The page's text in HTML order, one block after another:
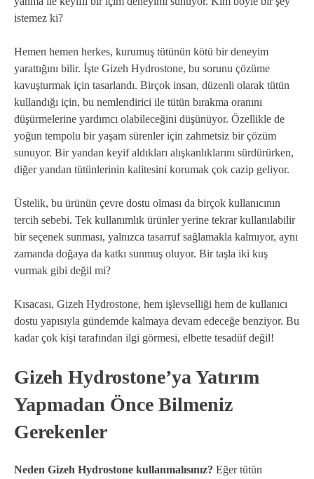
istemez ki?
Hemen hemen herkes, kurumuş tütünün kötü bir deneyim
yarattığını bilir. İşte Gizeh Hydrostone, bu sorunu çözüme
kavuşturmak için tasarlandı. Birçok insan, düzenli olarak tütün
kullandığı için, bu nemlendirici ile tütün bırakma oranını
düşürmelerine yardımcı olabileceğini düşünüyor. Özellikle de
yoğun tempolu bir yaşam sürenler için zahmetsiz bir çözüm
sunuyor. Bir yandan keyif aldıkları alışkanlıklarını sürdürürken,
diğer yandan tütünlerinin kalitesini korumak çok cazip geliyor.
Üstelik, bu ürünün çevre dostu olması da birçok kullanıcının
tercih sebebi. Tek kullanımlık ürünler yerine tekrar kullanılabilir
bir seçenek sunması, yalnızca tasarruf sağlamakla kalmıyor, aynı
zamanda doğaya da katkı sunmuş oluyor. Bir taşla iki kuş
vurmak gibi değil mi?
Kısacası, Gizeh Hydrostone, hem işlevselliği hem de kullanıcı
dostu yapısıyla gündemde kalmaya devam edeceğe benziyor. Bu
kadar çok kişi tarafından ilgi görmesi, elbette tesadüf değil!
Gizeh Hydrostone’ya Yatırım
Yapmadan Önce Bilmeniz
Gerekenler
Neden Gizeh Hydrostone kullanmalısınız? Eğer tütün